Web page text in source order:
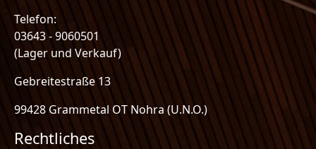
Telefon:
03643 - 9060501
(Lager und Verkauf)
Gebreitestraße 13
99428 Grammetal OT Nohra (U.N.O.)
Rechtliches